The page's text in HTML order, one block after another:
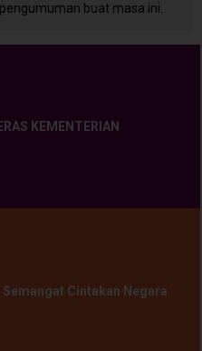
buat masa ini.
KEMENTERIAN
Cintakan Negara